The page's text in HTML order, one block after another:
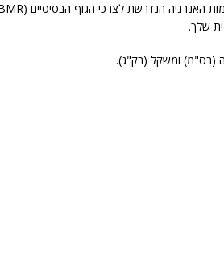
שלך.
(בס"מ) ומשקל (בק"ג).